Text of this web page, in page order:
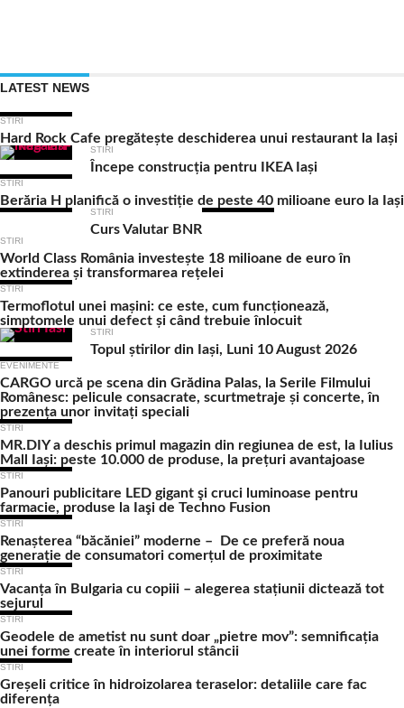
LATEST NEWS
STIRI
Hard Rock Cafe pregătește deschiderea unui restaurant la Iași
STIRI
Începe construcția pentru IKEA Iași
STIRI
Berăria H planifică o investiție de peste 40 milioane euro la Iași
STIRI
Curs Valutar BNR
STIRI
World Class România investește 18 milioane de euro în
extinderea și transformarea rețelei
STIRI
Termoflotul unei mașini: ce este, cum funcționează,
simptomele unui defect și când trebuie înlocuit
STIRI
Topul știrilor din Iași, Luni 10 August 2026
EVENIMENTE
CARGO urcă pe scena din Grădina Palas, la Serile Filmului
Românesc: pelicule consacrate, scurtmetraje și concerte, în
prezența unor invitați speciali
STIRI
MR.DIY a deschis primul magazin din regiunea de est, la Iulius
Mall Iași: peste 10.000 de produse, la prețuri avantajoase
STIRI
Panouri publicitare LED gigant şi cruci luminoase pentru
farmacie, produse la Iaşi de Techno Fusion
STIRI
Renașterea “băcăniei” moderne – De ce preferă noua
generație de consumatori comerțul de proximitate
STIRI
Vacanța în Bulgaria cu copiii – alegerea stațiunii dictează tot
sejurul
STIRI
Geodele de ametist nu sunt doar „pietre mov”: semnificația
unei forme create în interiorul stâncii
STIRI
Greșeli critice în hidroizolarea teraselor: detaliile care fac
diferența